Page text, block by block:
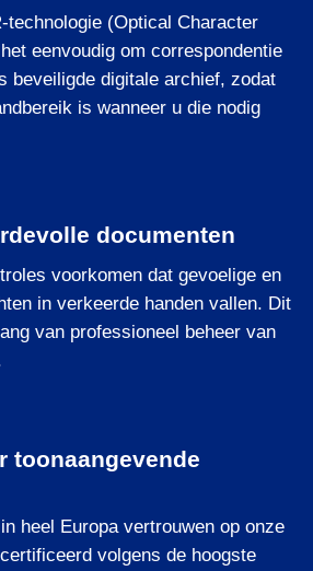
technologie (Optical Character
heteenvoudig omcorrespondentie
beveiligde digitale archief,zodat
iswanneer u die nodig
documenten
voorkomen dat gevoelige en
in verkeerde handen vallen. Dit
van professioneel beheer van
toonaangevende
in heel Europavertrouwen oponze
volgens de hoogste